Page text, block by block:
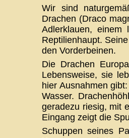
Wir sind
Drachen (Draco
Adlerklauen, einem
Reptilienhaupt.
den Vorderbeinen.
Die Drachen
Lebensweise, sie
hier Ausnahmen
Wasser.
geradezu riesig, mit
Eingang zeigt die
Schuppen seines